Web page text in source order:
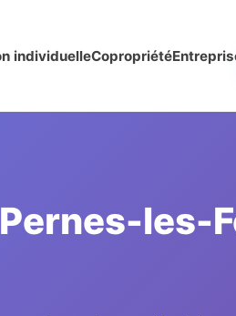
individuelleCopropriété
les-